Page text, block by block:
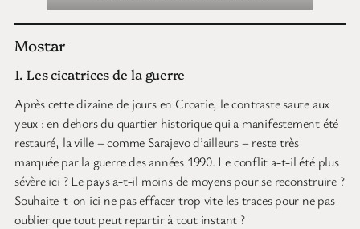
Mostar
1. Les cicatrices de la guerre
Après cette dizaine de jours en Croatie, le contraste saute aux
yeux : en dehors du quartier historique qui a manifestement été
restauré, la ville – comme Sarajevo d’ailleurs – reste très
marquée par la guerre des années 1990. Le conflit a-t-il été plus
sévère ici ? Le pays a-t-il moins de moyens pour se reconstruire ?
Souhaite-t-on ici ne pas effacer trop vite les traces pour ne pas
oublier que tout peut repartir à tout instant ?